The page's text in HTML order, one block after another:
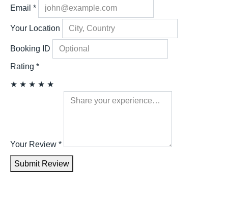
Email *
Your Location
Booking ID
Rating *
★ ★ ★ ★ ★
Your Review *
Submit Review